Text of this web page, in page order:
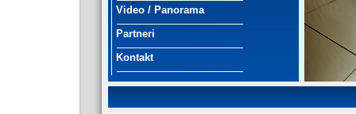
Video / Panorama
Partneri
Kontakt